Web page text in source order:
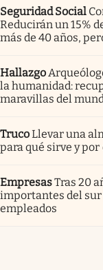
Seguridad Social
Reducirán un 15%
más de 40 años,
Hallazgo
la humanidad:
maravillas del
TrucoLlevar una
para qué sirve y
EmpresasTras 20
importantes del sur
empleados